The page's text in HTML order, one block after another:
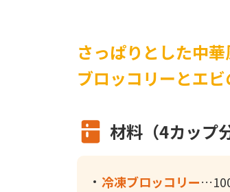
さっぱりとした中
ブロッコリーとエ
材料（4カップ分
冷凍ブロッコリー